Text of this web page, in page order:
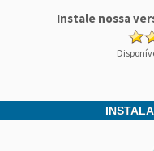
Instale nossa